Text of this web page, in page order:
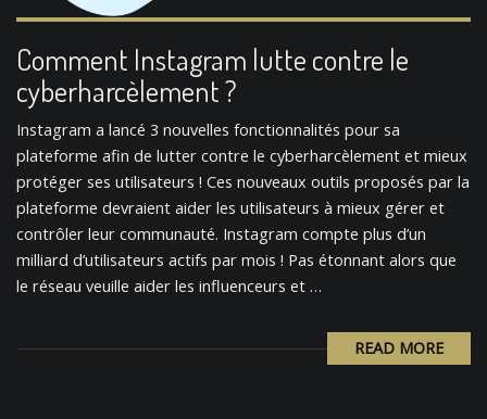
Comment Instagram lutte contre le
cyberharcèlement ?
Instagram a lancé 3 nouvelles fonctionnalités pour sa
plateforme afin de lutter contre le cyberharcèlement et mieux
protéger ses utilisateurs ! Ces nouveaux outils proposés par la
plateforme devraient aider les utilisateurs à mieux gérer et
contrôler leur communauté. Instagram compte plus d’un
milliard d’utilisateurs actifs par mois ! Pas étonnant alors que
le réseau veuille aider les influenceurs et …
READ MORE